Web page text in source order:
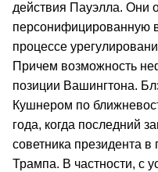
действия Пауэлла. Они
персонифицированную
процессе
Причем возможность
позиции Вашингтона.
Кушнером по
года, когда последний
советника президента
Трампа. В частности, с